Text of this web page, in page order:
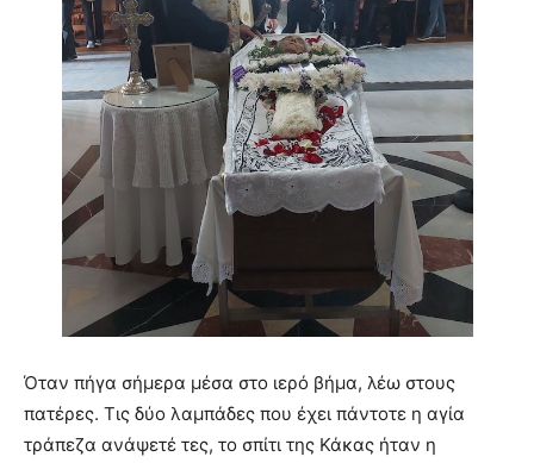
Όταν πήγα σήμερα μέσα στο ιερό βήμα, λέω στους
πατέρες. Τις δύο λαμπάδες που έχει πάντοτε η αγία
τράπεζα ανάψετέ τες, το σπίτι της Κάκας ήταν η